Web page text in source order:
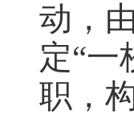
动，
定“一
职，